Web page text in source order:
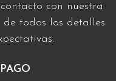
con nuestra
todos los detalles